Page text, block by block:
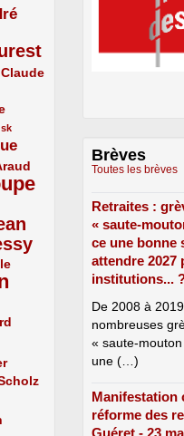
Claude
Brèves
Toutes les brèves
Retraites :
« saute-
ce une bonne
attendre 2027
institutions...
De 2008 à
nombreuses
« saute-
une (…)
Manifestation
réforme des